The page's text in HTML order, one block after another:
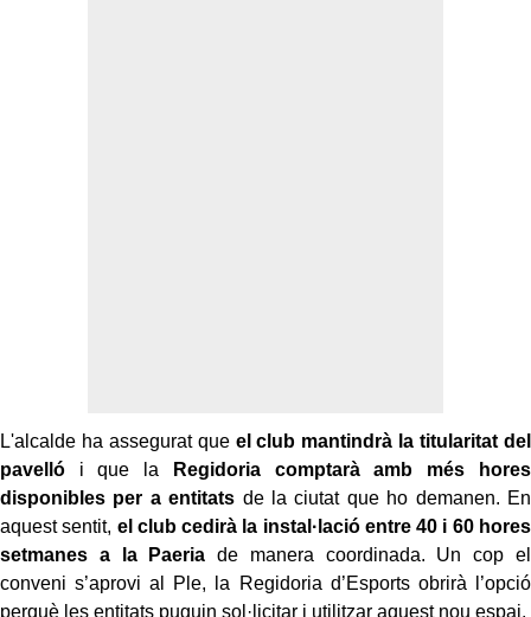
L'alcalde ha assegurat que el club mantindrà la titularitat del
pavelló i que la
Regidoria comptarà amb més hores
disponibles per a entitats de la ciutat que ho demanen. En
aquest sentit, el club cedirà la instal·lació entre 40 i 60 hores
setmanes a la Paeria de manera coordinada. Un cop el
conveni s’aprovi al Ple, la Regidoria d’Esports obrirà l’opció
perquè les entitats puguin sol·licitar i utilitzar aquest nou espai.